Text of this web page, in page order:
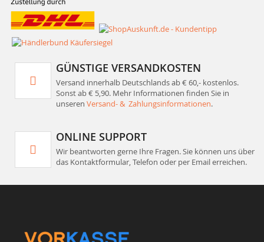
GÜNSTIGE VERSANDKOSTEN
Versand innerhalb Deutschlands ab € 60,- kostenlos.
Sonst ab € 5,90. Mehr Informationen finden Sie in
unseren Versand- & Zahlungsinformationen.
ONLINE SUPPORT
Wir beantworten gerne Ihre Fragen. Sie können uns über
das Kontaktformular, Telefon oder per Email erreichen.